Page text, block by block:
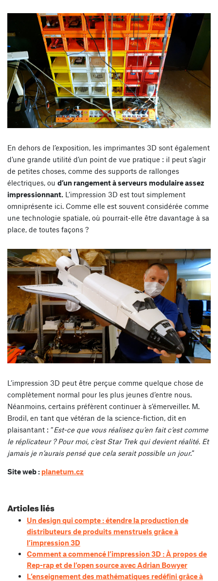
En dehors de l’exposition, les imprimantes 3D sont également
d’une grande utilité d’un point de vue pratique : il peut s’agir
de petites choses, comme des supports de rallonges
électriques, ou d’un rangement à serveurs modulaire assez
impressionnant. L’impression 3D est tout simplement
omniprésente ici. Comme elle est souvent considérée comme
une technologie spatiale, où pourrait-elle être davantage à sa
place, de toutes façons ?
L’impression 3D peut être perçue comme quelque chose de
complètement normal pour les plus jeunes d’entre nous.
Néanmoins, certains préfèrent continuer à s’émerveiller. M.
Brodil, en tant que vétéran de la science-fiction, dit en
plaisantant : “Est-ce que vous réalisez qu’en fait c’est comme
le réplicateur ? Pour moi, c’est Star Trek qui devient réalité. Et
jamais je n’aurais pensé que cela serait possible un jour.”
Site web : planetum.cz
Articles liés
Un design qui compte : étendre la production de
distributeurs de produits menstruels grâce à
l’impression 3D
Comment a commencé l’impression 3D : À propos de
Rep-rap et de l’open source avec Adrian Bowyer
L’enseignement des mathématiques redéfini grâce à